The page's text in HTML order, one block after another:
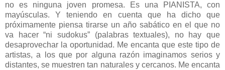
no es ninguna joven promesa. Es una PIANISTA, con
mayúsculas. Y teniendo en cuenta que ha dicho que
próximamente piensa tirarse un año sabático en el que no
va hacer “ni sudokus” (palabras textuales), no hay que
desaprovechar la oportunidad. Me encanta que este tipo de
artistas, a los que por alguna razón imaginamos serios y
distantes, se muestren tan naturales y cercanos. Me encanta